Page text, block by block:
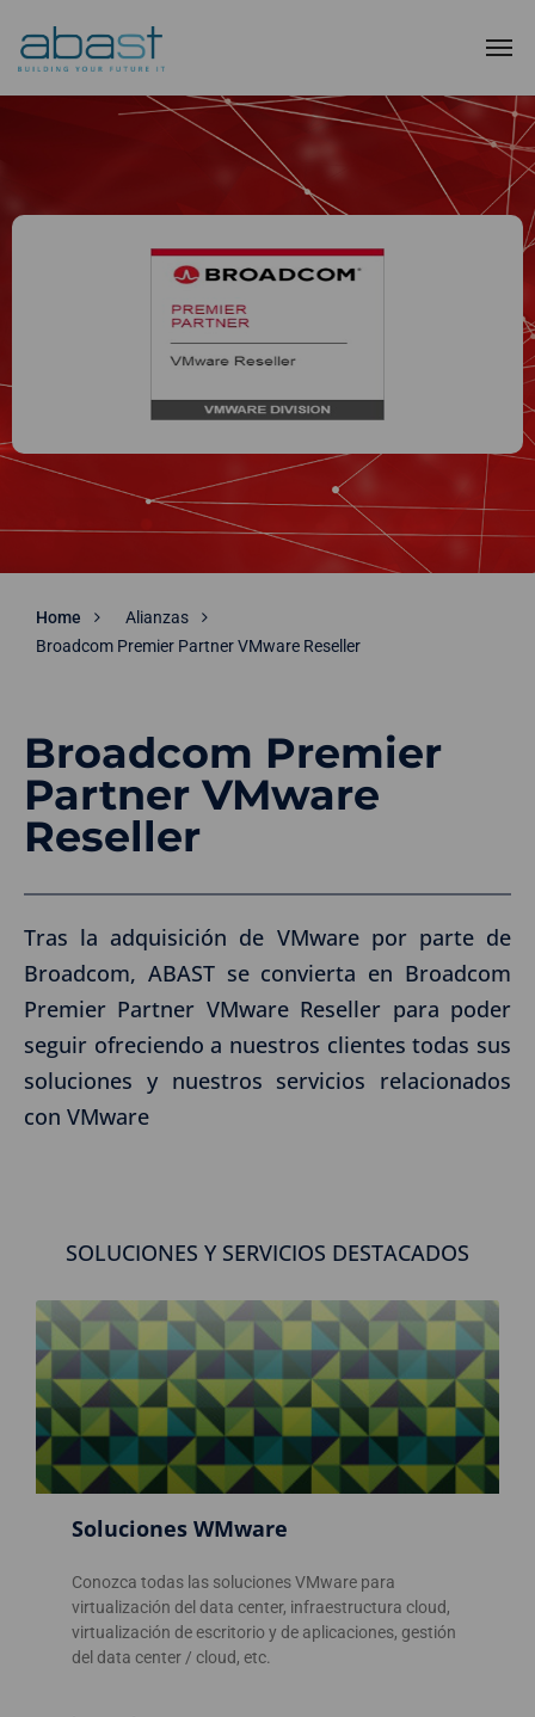
Home
Alianzas
Broadcom Premier Partner VMware Reseller
Broadcom Premier
Partner VMware
Reseller
Tras la adquisición de VMware por parte de
Broadcom, ABAST se convierta en Broadcom
Premier Partner VMware Reseller para poder
seguir ofreciendo a nuestros clientes todas sus
soluciones y nuestros servicios relacionados
con VMware
SOLUCIONES Y SERVICIOS DESTACADOS
Soluciones WMware
Conozca todas las soluciones VMware para
virtualización del data center, infraestructura cloud,
virtualización de escritorio y de aplicaciones, gestión
del data center / cloud, etc.